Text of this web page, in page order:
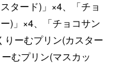
タード)」×4、「チョ
)」×4、「チョコサン
りーむプリン(カスター
むプリン(マスカッ